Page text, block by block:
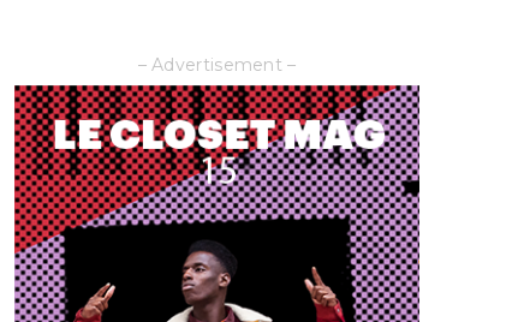
– Advertisement –